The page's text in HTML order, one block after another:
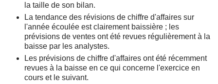
la taille de son bilan.
La tendance des révisions de chiffre d'affaires sur
l'année écoulée est clairement baissière ; les
prévisions de ventes ont été revues régulièrement à la
baisse par les analystes.
Les prévisions de chiffre d'affaires ont été récemment
revues à la baisse en ce qui concerne l'exercice en
cours et le suivant.